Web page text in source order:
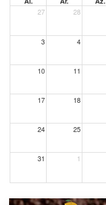
27 28
3 4
10 11
17 18
24 25
31 1